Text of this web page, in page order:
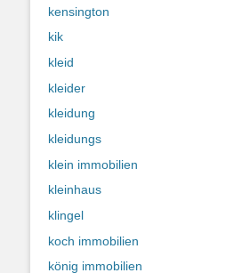
kensington
kik
kleid
kleider
kleidung
kleidungs
klein immobilien
kleinhaus
klingel
koch immobilien
könig immobilien